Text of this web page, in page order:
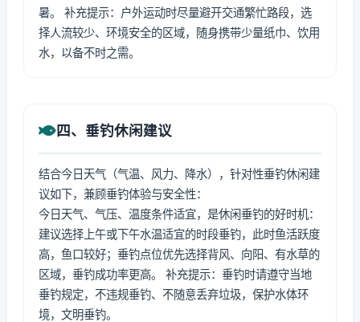
暑。 补充提示：户外运动时尽量避开交通繁忙路段，选
择人流较少、环境安全的区域，随身携带少量纸巾、饮用
水，以备不时之需。
四、垂钓休闲建议
结合今日天气（气温、风力、降水），针对性垂钓休闲建
议如下，兼顾垂钓体验与安全性：
今日天气、气压、温度条件适宜，是休闲垂钓的好时机：
建议选择上午或下午水温适宜的时段垂钓，此时鱼活跃度
高，鱼口较好；垂钓点位优先选择背风、向阳、有水草的
区域，垂钓成功率更高。 补充提示：垂钓时请遵守当地
垂钓规定，不违规垂钓、不随意丢弃垃圾，保护水体环
境，文明垂钓。